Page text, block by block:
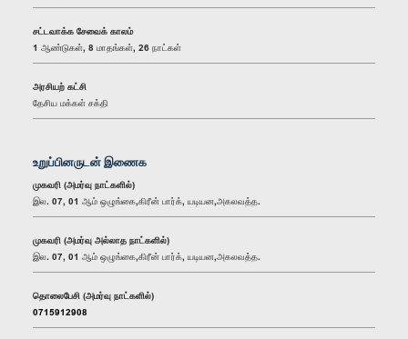
சட்டவாக்க சேவைக் காலம்
1 ஆண்டுகள், 8 மாதங்கள், 26 நாட்கள்
அரசியற் கட்சி
தேசிய மக்கள் சக்தி
உறுப்பினருடன் இணைக
முகவரி (அமர்வு நாட்களில்)
இல. 07, 01 ஆம் ஒழுங்கை,கிரீன் பார்க், யடியன,அகலவத்த.
முகவரி (அமர்வு அல்லாத நாட்களில்)
இல. 07, 01 ஆம் ஒழுங்கை,கிரீன் பார்க், யடியன,அகலவத்த.
தொலைபேசி (அமர்வு நாட்களில்)
0715912908